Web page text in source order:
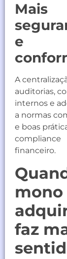
Mais
e
A
auditorias,
internos e
a normas
e boas
compliance
financeiro.
mono
faz